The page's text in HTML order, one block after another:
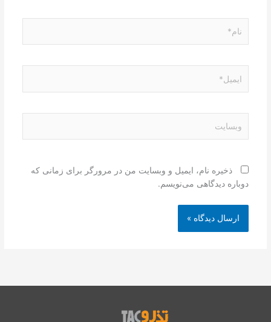
ذخیره نام، ایمیل و وبسایت من در مرورگر برای زمانی که
دوباره دیدگاهی می‌نویسم.